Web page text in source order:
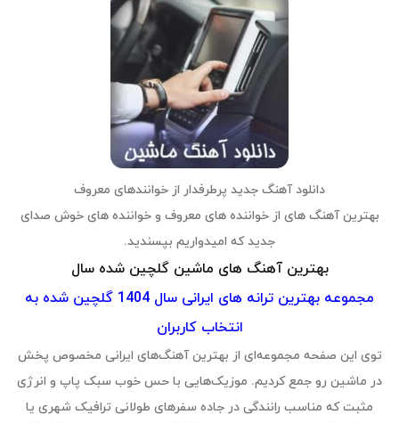
دانلود آهنگ جدید پرطرفدار از خوانندهای معروف
بهترینآهنگ های از خواننده های معروف و خواننده های خوش صدای
جدید که امیدواریم بپسندید.
بهترین آهنگ های ماشین گلچین شده سال
مجموعه بهترین ترانه های ایرانی سال 1404 گلچین شده به
انتخاب کاربران
توی این صفحه مجموعه‌ای از بهترین آهنگ‌های ایرانی مخصوص پخش
در ماشین رو جمع کردیم. موزیک‌هایی با حس خوب سبک پاپ و انرژی
مثبت که مناسب رانندگی در جاده سفرهای طولانی ترافیک شهری یا